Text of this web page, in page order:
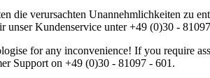
die verursachten Unannehmlichkeiten zu
unser Kundenservice unter +49 (0)30 -
for any inconvenience! If you require
Support on +49 (0)30 - 81097 - 601.